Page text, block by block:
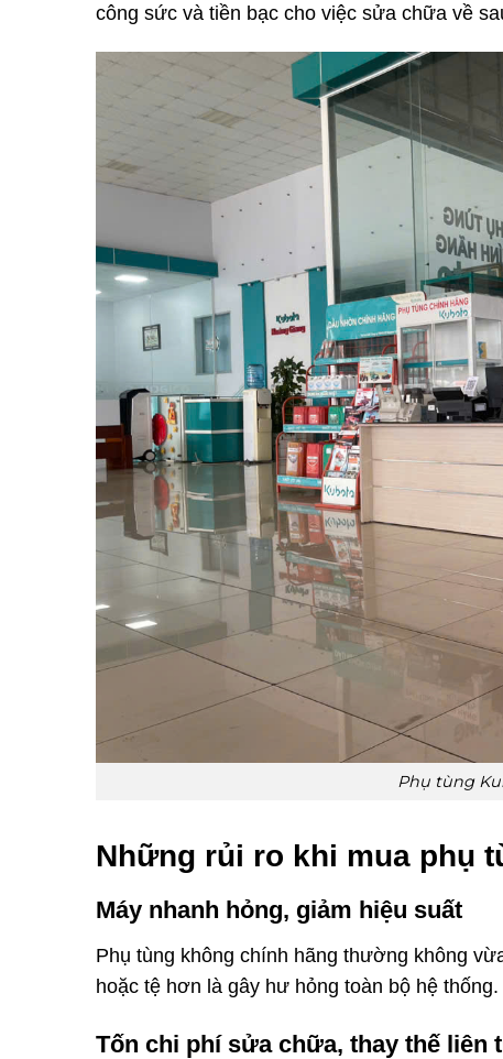
công sức và tiền bạc cho việc sửa chữa về
Phụ tùng
Những rủi ro khi mua phụ
Máy nhanh hỏng, giảm hiệu suất
Phụ tùng không chính hãng thường không
hoặc tệ hơn là gây hư hỏng toàn bộ hệ thống.
Tốn chi phí sửa chữa, thay thế liên